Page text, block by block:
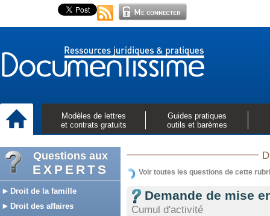
Modèles de lettres
et contrats gratuits
Guides pratiques
outils et barèmes
Questions aux
EXPERTS
Droit de la famille
Droit des affaires
Voir toutes les questions de cette
Demande de mise
Cumul d'activité